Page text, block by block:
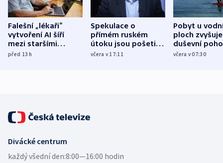
Falešní „lékaři“
vytvoření AI šíří
mezi staršími
Poláky nebezpečné
před 13h
Spekulace o
přímém ruském
útoku jsou pošetilé,
míní estonský
včera v 17:11
Pobyt u
ploch zvyšuje
duševní
ukázala
včera v 07:30
Divácké centrum
každý všední den:8:00—16:00 hodin